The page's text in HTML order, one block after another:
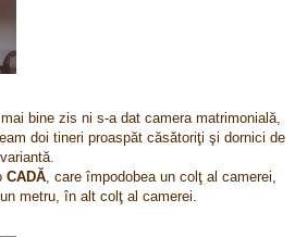
bine zis ni s-a dat camera matrimonială,
doi tineri proaspăt căsătoriţi şi dornici de
CADĂ, care împodobea un colţ al camerei,
metru, în alt colţ al camerei.